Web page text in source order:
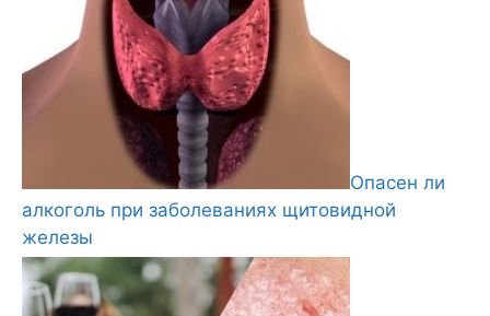
Опасен ли
алкоголь при заболеваниях щитовидной
железы